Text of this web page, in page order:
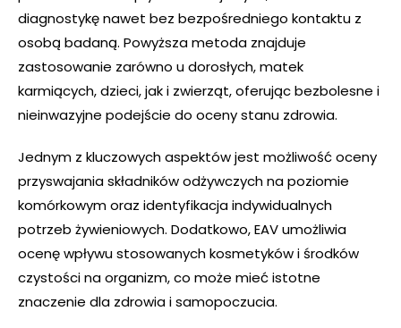
diagnostykę nawet bez bezpośredniego kontaktu z
osobą badaną. Powyższa metoda znajduje
zastosowanie zarówno u dorosłych, matek
karmiących, dzieci, jak i zwierząt, oferując bezbolesne i
nieinwazyjne podejście do oceny stanu zdrowia.
Jednym z kluczowych aspektów jest możliwość oceny
przyswajania składników odżywczych na poziomie
komórkowym oraz identyfikacja indywidualnych
potrzeb żywieniowych. Dodatkowo, EAV umożliwia
ocenę wpływu stosowanych kosmetyków i środków
czystości na organizm, co może mieć istotne
znaczenie dla zdrowia i samopoczucia.